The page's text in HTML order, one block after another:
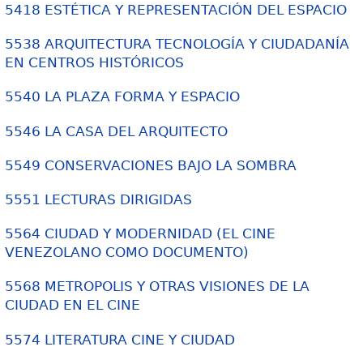
5418 ESTÉTICA Y REPRESENTACIÓN DEL ESPACIO
5538 ARQUITECTURA TECNOLOGÍA Y CIUDADANÍA
EN CENTROS HISTÓRICOS
5540 LA PLAZA FORMA Y ESPACIO
5546 LA CASA DEL ARQUITECTO
5549 CONSERVACIONES BAJO LA SOMBRA
5551 LECTURAS DIRIGIDAS
5564 CIUDAD Y MODERNIDAD (EL CINE
VENEZOLANO COMO DOCUMENTO)
5568 METROPOLIS Y OTRAS VISIONES DE LA
CIUDAD EN EL CINE
5574 LITERATURA CINE Y CIUDAD